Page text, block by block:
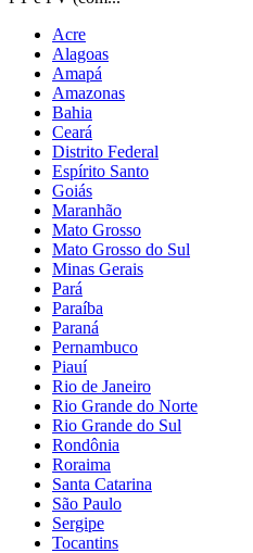
Acre
Alagoas
Amapá
Amazonas
Bahia
Ceará
Distrito Federal
Espírito Santo
Goiás
Maranhão
Mato Grosso
Mato Grosso do Sul
Minas Gerais
Pará
Paraíba
Paraná
Pernambuco
Piauí
Rio de Janeiro
Rio Grande do Norte
Rio Grande do Sul
Rondônia
Roraima
Santa Catarina
São Paulo
Sergipe
Tocantins